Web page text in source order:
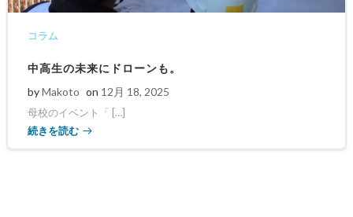
コラム
中高生の未来にドローンも。
byMakoto on 12月 18, 2025
母校のイベント「 […]
続きを読む